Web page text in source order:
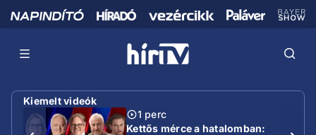
Kiemelt videók
1 perc
Kettős mérce a hatalomban: